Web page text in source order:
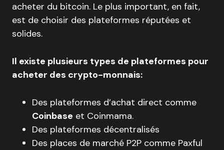
acheter du bitcoin. Le plus important, en fait,
est de choisir des plateformes réputées et
solides.
Il existe plusieurs types de plateformes pour
acheter des crypto-monnais:
Des plateformes d’achat direct comme
Coinbase et Coinmama.
Des plateformes décentralisés
Des places de marché P2P comme Paxful